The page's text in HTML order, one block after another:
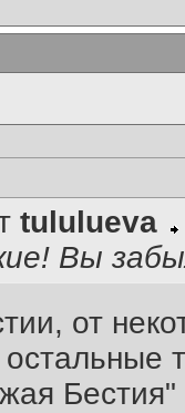
tululueva
Вы
от
Бестия"